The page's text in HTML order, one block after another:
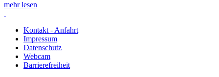
mehr lesen
Kontakt - Anfahrt
Impressum
Datenschutz
Webcam
Barrierefreiheit